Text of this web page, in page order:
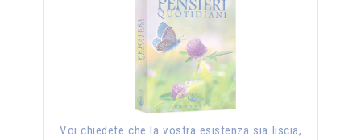
Voi chiedete che la vostra esistenza sia liscia,